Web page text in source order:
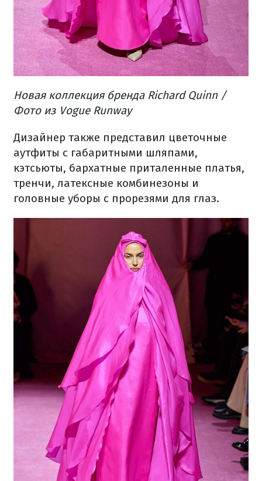
Новая коллекция бренда Richard Quinn /
Фото из Vogue Runway
Дизайнер также представил цветочные
аутфиты с габаритными шляпами,
кэтсьюты, бархатные приталенные платья,
тренчи, латексные комбинезоны и
головные уборы с прорезями для глаз.